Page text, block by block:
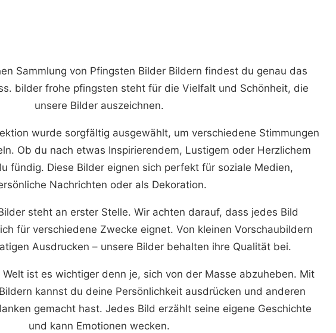
Sammlung von Pfingsten Bilder Bildern findest du genau das
bilder frohe pfingsten steht für die Vielfalt und Schönheit, die
unsere Bilder auszeichnen.
wurde sorgfältig ausgewählt, um verschiedene Stimmungen
Ob du nach etwas Inspirierendem, Lustigem oder Herzlichem
fündig. Diese Bilder eignen sich perfekt für soziale Medien,
Nachrichten oder als Dekoration.
steht an erster Stelle. Wir achten darauf, dass jedes Bild
für verschiedene Zwecke eignet. Von kleinen Vorschaubildern
Ausdrucken – unsere Bilder behalten ihre Qualität bei.
ist es wichtiger denn je, sich von der Masse abzuheben. Mit
kannst du deine Persönlichkeit ausdrücken und anderen
gemacht hast. Jedes Bild erzählt seine eigene Geschichte
und kann Emotionen wecken.